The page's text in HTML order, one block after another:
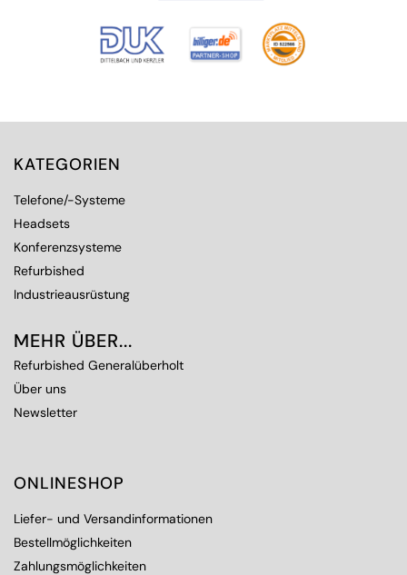
KATEGORIEN
Telefone/-Systeme
Headsets
Konferenzsysteme
Refurbished
Industrieausrüstung
MEHR ÜBER...
Refurbished Generalüberholt
Über uns
Newsletter
ONLINESHOP
Liefer- und Versandinformationen
Bestellmöglichkeiten
Zahlungsmöglichkeiten